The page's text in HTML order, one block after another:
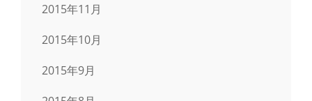
2015年11月
2015年10月
2015年9月